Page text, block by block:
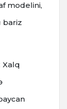
modelini,
bariz
Xalq